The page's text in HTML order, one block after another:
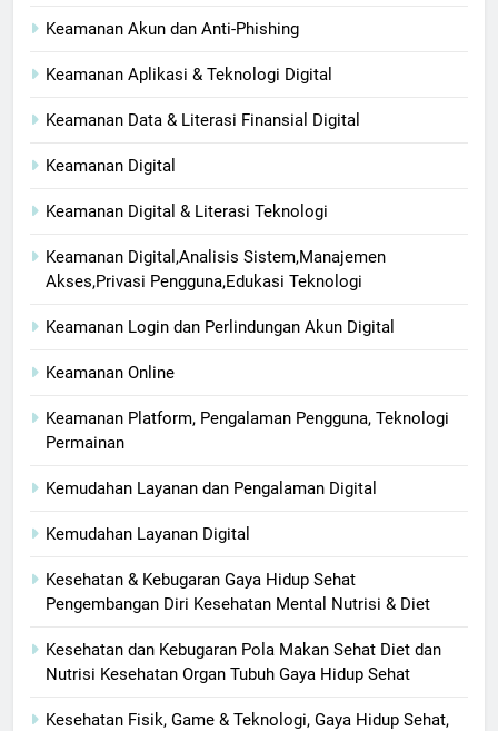
Keamanan Akun dan Anti-Phishing
Keamanan Aplikasi & Teknologi Digital
Keamanan Data & Literasi Finansial Digital
Keamanan Digital
Keamanan Digital & Literasi Teknologi
Keamanan Digital,Analisis Sistem,Manajemen
Akses,Privasi Pengguna,Edukasi Teknologi
Keamanan Login dan Perlindungan Akun Digital
Keamanan Online
Keamanan Platform, Pengalaman Pengguna, Teknologi
Permainan
Kemudahan Layanan dan Pengalaman Digital
Kemudahan Layanan Digital
Kesehatan & Kebugaran Gaya Hidup Sehat
Pengembangan Diri Kesehatan Mental Nutrisi & Diet
Kesehatan dan Kebugaran Pola Makan Sehat Diet dan
Nutrisi Kesehatan Organ Tubuh Gaya Hidup Sehat
Kesehatan Fisik, Game & Teknologi, Gaya Hidup Sehat,